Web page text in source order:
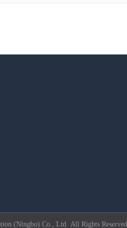
(Ningbo) Co., Ltd All Rights